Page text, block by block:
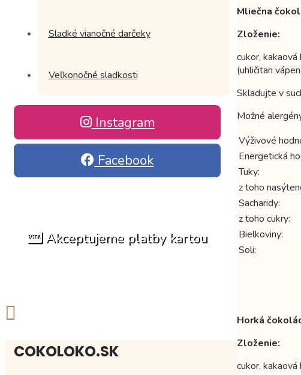
Mliečna
Zloženie:
cukor,
(uhličitan
Skladujte v
Možné
Výživové
Energetická
Tuky:
z toho
Sacharidy:
z toho cukry:
Bielkoviny:
Soli:
Horká
Zloženie:
cukor,
Sladké vianočné darčeky
Veľkonočné sladkosti
Instagram
Facebook
Akceptujeme platby kartou
COKOLOKO.SK